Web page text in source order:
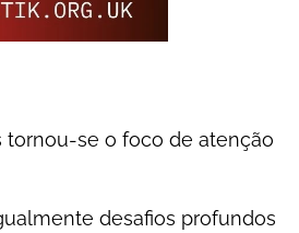
tornou-se o foco de atenção
desafios profundos